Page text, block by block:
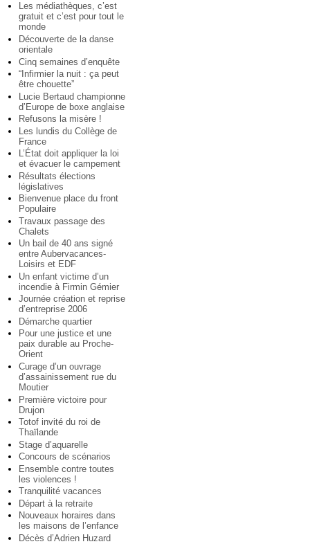
Les médiathèques, c’est
gratuit et c’est pour tout le
monde
Découverte de la danse
orientale
Cinq semaines d’enquête
“Infirmier la nuit : ça peut
être chouette”
Lucie Bertaud championne
d’Europe de boxe anglaise
Refusons la misère !
Les lundis du Collège de
France
L’État doit appliquer la loi
et évacuer le campement
Résultats élections
législatives
Bienvenue place du front
Populaire
Travaux passage des
Chalets
Un bail de 40 ans signé
entre Aubervacances-
Loisirs et EDF
Un enfant victime d’un
incendie à Firmin Gémier
Journée création et reprise
d’entreprise 2006
Démarche quartier
Pour une justice et une
paix durable au Proche-
Orient
Curage d’un ouvrage
d’assainissement rue du
Moutier
Première victoire pour
Drujon
Totof invité du roi de
Thaïlande
Stage d’aquarelle
Concours de scénarios
Ensemble contre toutes
les violences !
Tranquilité vacances
Départ à la retraite
Nouveaux horaires dans
les maisons de l’enfance
Décès d’Adrien Huzard